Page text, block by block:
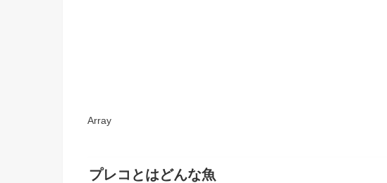
Array
プレコとはどんな魚